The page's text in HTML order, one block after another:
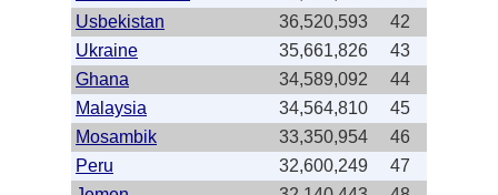
Usbekistan
36,520,593
42
Ukraine
35,661,826
43
Ghana
34,589,092
44
Malaysia
34,564,810
45
Mosambik
33,350,954
46
Peru
32,600,249
47